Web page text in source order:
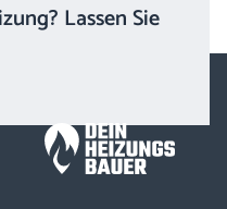
Lassen Sie